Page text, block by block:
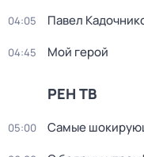
04:05 Павел
04:45 Мой герой
РЕН ТВ
05:00 Самые